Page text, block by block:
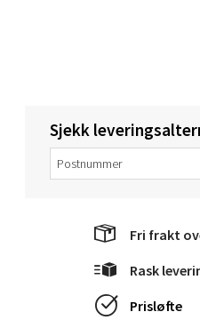
Sjekk
Fri frakt
Rask
Prisløfte
Narvik - Thon
Bolagsgata 1, 8514
Åpent i dag 10-20